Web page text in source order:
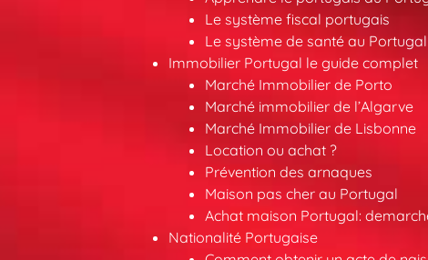
Le système fiscal portugais
Le système de santé au Portugal
Immobilier Portugal le guide complet
Marché Immobilier de Porto
Marché immobilier de l’Algarve
Marché Immobilier de Lisbonne
Location ou achat ?
Prévention des arnaques
Maison pas cher au Portugal
Achat maison Portugal:
Nationalité Portugaise